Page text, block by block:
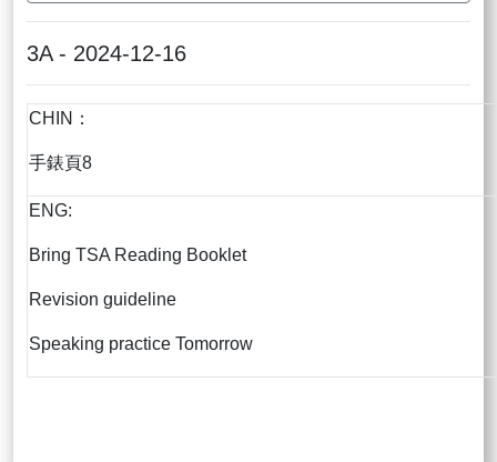
3A - 2024-12-16
CHIN：
手錶頁8
ENG:
Bring TSA Reading Booklet
Revision guideline
Speaking practice Tomorrow